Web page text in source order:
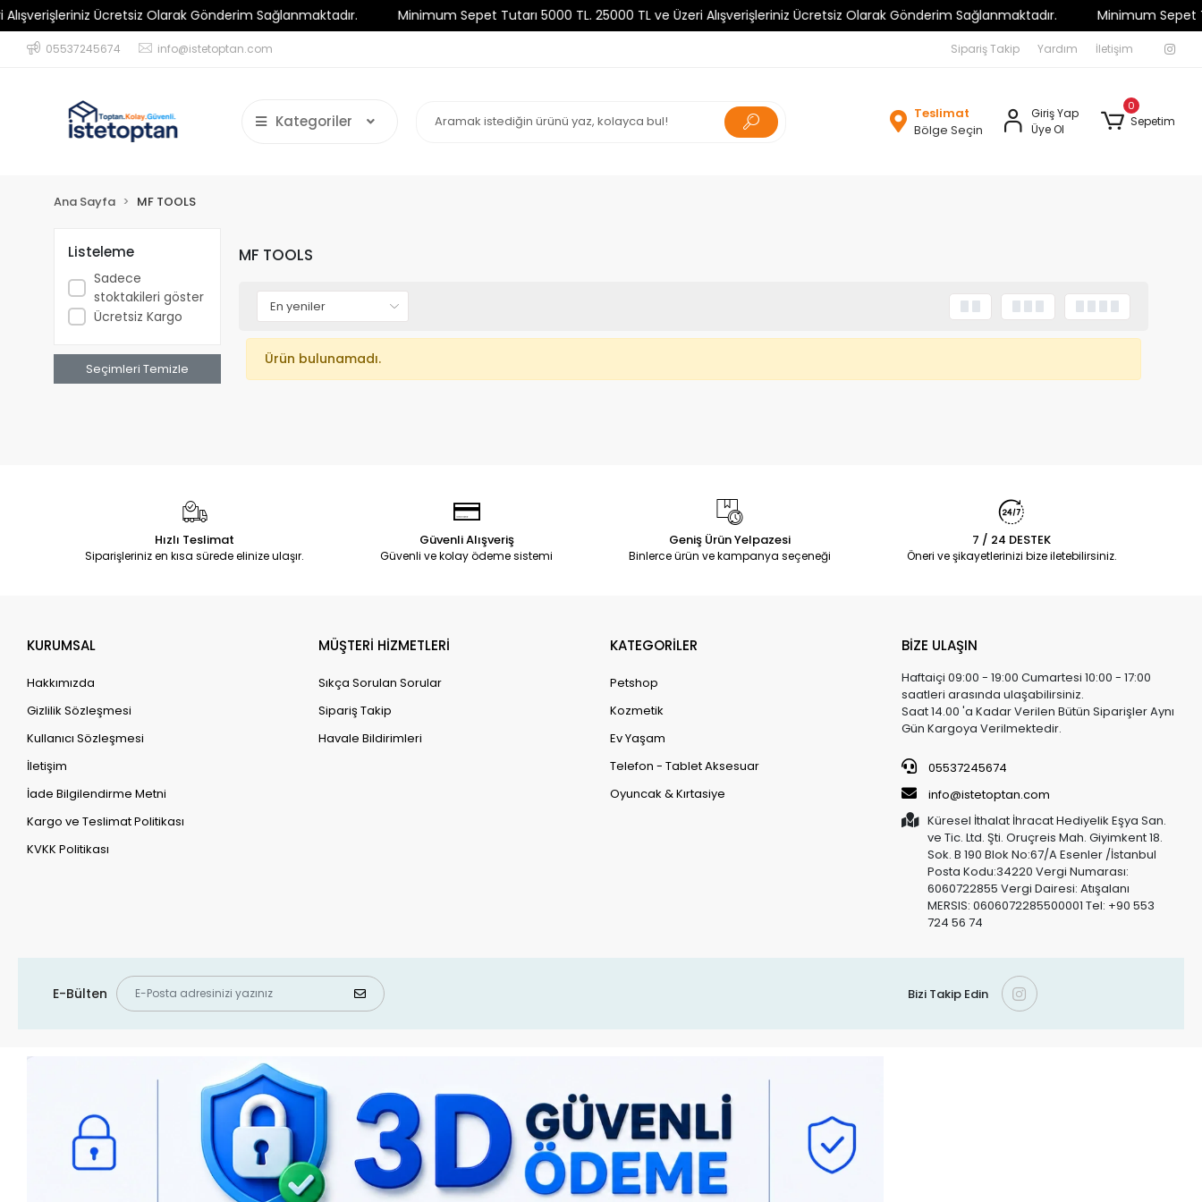
Ücretsiz Olarak Gönderim Sağlanmaktadır. Minimum Sepet Tutarı 5000 TL. 25000 TL ve Üzeri Alışverişleriniz Ücretsiz Olarak Gönderim Sağlanmaktadır. Minimum Sepet
05537245674 info@istetoptan.com Sipariş Takip Yardım İletişim
Kategoriler
Teslimat
Bölge Seçin
Giriş Yap
Üye Ol
0
Sepetim
Ana Sayfa MF TOOLS
Listeleme
Sadece
stoktakileri göster
Ücretsiz Kargo
Seçimleri Temizle
MF TOOLS
Ürün bulunamadı.
Hızlı Teslimat
Siparişleriniz en kısa sürede elinize ulaşır.
Güvenli Alışveriş
Güvenli ve kolay ödeme sistemi
Geniş Ürün Yelpazesi
Binlerce ürün ve kampanya seçeneği
7 / 24 DESTEK
Öneri ve şikayetlerinizi bize iletebilirsiniz.
KURUMSAL
Hakkımızda
Gizlilik Sözleşmesi
Kullanıcı Sözleşmesi
İletişim
İade Bilgilendirme Metni
Kargo ve Teslimat Politikası
KVKK Politikası
MÜŞTERİ HİZMETLERİ
Sıkça Sorulan Sorular
Sipariş Takip
Havale Bildirimleri
KATEGORİLER
Petshop
Kozmetik
Ev Yaşam
Telefon - Tablet Aksesuar
Oyuncak & Kırtasiye
BİZE ULAŞIN
Haftaiçi 09:00 - 19:00 Cumartesi 10:00 - 17:00
saatleri arasında ulaşabilirsiniz.
Saat 14.00 'a Kadar Verilen Bütün Siparişler Aynı
Gün Kargoya Verilmektedir.
05537245674
info@istetoptan.com
Küresel İthalat İhracat Hediyelik Eşya San.
ve Tic. Ltd. Şti. Oruçreis Mah. Giyimkent 18.
Sok. B 190 Blok No:67/A Esenler /İstanbul
Posta Kodu:34220 Vergi Numarası:
6060722855 Vergi Dairesi: Atışalanı
MERSIS: 0606072285500001 Tel: +90 553
724 56 74
E-Bülten Bizi Takip Edin